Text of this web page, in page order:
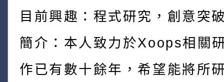
目前興趣：程式研究，創意突
簡介：本人致力於Xoops相關
作已有數十餘年，希望能將所